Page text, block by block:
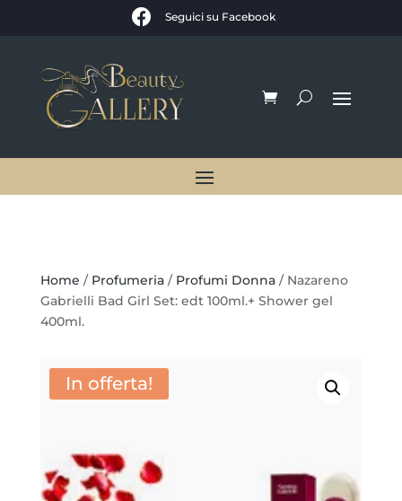
 Seguici su Facebook
Home / Profumeria/ Profumi Donna/ Nazareno
Gabrielli Bad Girl Set: edt 100ml.+ Shower gel
400ml.
In offerta!